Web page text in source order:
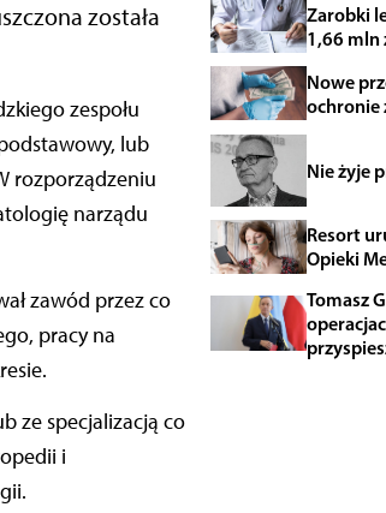
została
lub
rozporządzeniu
narządu
zawód przez co
pracy na
ze specjalizacją co
i
Zarobki
1,66 mln
Nowe
ochronie
Nie żyje
Resort
Opieki
Tomasz